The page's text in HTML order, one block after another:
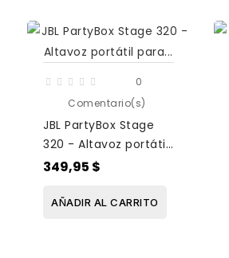
0
Comentario(s)
JBL PartyBox Stage
320 - Altavoz portátil
para fiestas , JBL Pro
349,95 $
AÑADIR AL CARRITO